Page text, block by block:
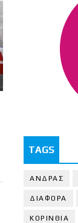
TAGS
ΑΝΔΡΑΣ
ΔΙΑΦΟΡΑ
ΚΟΡΙΝΘΙA